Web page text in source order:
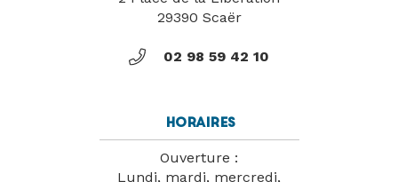
29390 Scaër
02 98 59 42 10
Horaires
Ouverture :
Lundi, mardi, mercredi,